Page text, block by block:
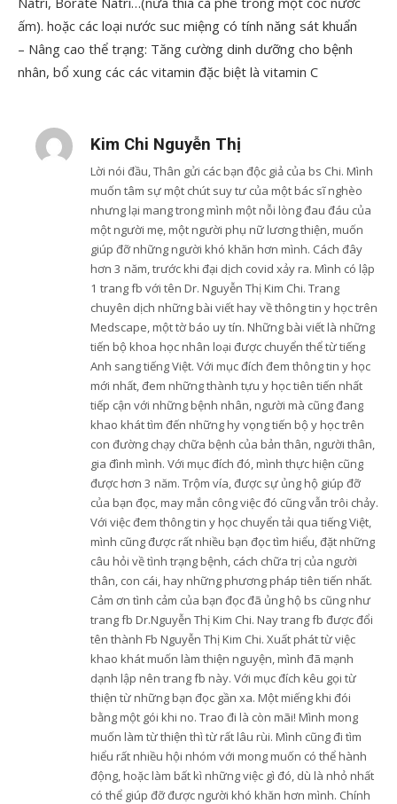
ấm). hoặc các loại nước suc miệng có tính năng sát khuẩn
– Nâng cao thể trạng: Tăng cường dinh dưỡng cho bệnh
nhân, bổ xung các các vitamin đặc biệt là vitamin C
Kim Chi Nguyễn Thị
Lời nói đầu, Thân gửi các bạn độc giả của bs Chi. Mình
muốn tâm sự một chút suy tư của một bác sĩ nghèo
nhưng lại mang trong mình một nỗi lòng đau đáu của
một người mẹ, một người phụ nữ lương thiện, muốn
giúp đỡ những người khó khăn hơn mình. Cách đây
hơn 3 năm, trước khi đại dịch covid xảy ra. Mình có lập
1 trang fb với tên Dr. Nguyễn Thị Kim Chi. Trang
chuyên dịch những bài viết hay về thông tin y học trên
Medscape, một tờ báo uy tín. Những bài viết là những
tiến bộ khoa học nhân loại được chuyển thể từ tiếng
Anh sang tiếng Việt. Với mục đích đem thông tin y học
mới nhất, đem những thành tựu y học tiên tiến nhất
tiếp cận với những bệnh nhân, người mà cũng đang
khao khát tìm đến những hy vọng tiến bộ y học trên
con đường chạy chữa bệnh của bản thân, người thân,
gia đình mình. Với mục đích đó, mình thực hiện cũng
được hơn 3 năm. Trộm vía, được sự ủng hộ giúp đỡ
của bạn đọc, may mắn công việc đó cũng vẫn trôi chảy.
Với việc đem thông tin y học chuyển tải qua tiếng Việt,
mình cũng được rất nhiều bạn đọc tìm hiểu, đặt những
câu hỏi về tình trạng bệnh, cách chữa trị của người
thân, con cái, hay những phương pháp tiên tiến nhất.
Cảm ơn tình cảm của bạn đọc đã ủng hộ bs cũng như
trang fb Dr.Nguyễn Thị Kim Chi. Nay trang fb được đổi
tên thành Fb Nguyễn Thị Kim Chi. Xuất phát từ việc
khao khát muốn làm thiện nguyện, mình đã mạnh
dạnh lập nên trang fb này. Với mục đích kêu gọi từ
thiện từ những bạn đọc gần xa. Một miếng khi đói
bằng một gói khi no. Trao đi là còn mãi! Mình mong
muốn làm từ thiện thì từ rất lâu rùi. Mình cũng đi tìm
hiểu rất nhiều hội nhóm với mong muốn có thể hành
động, hoặc làm bất kì những việc gì đó, dù là nhỏ nhất
có thể giúp đỡ được người khó khăn hơn mình. Chính